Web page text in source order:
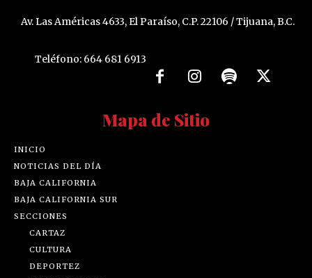
Av. Las Américas 4633, El Paraíso, C.P. 22106 / Tijuana, B.C.
Teléfono: 664 681 6913
Mapa de Sitio
INICIO
NOTICIAS DEL DÍA
BAJA CALIFORNIA
BAJA CALIFORNIA SUR
SECCIONES
CARTAZ
CULTURA
DEPORTEZ